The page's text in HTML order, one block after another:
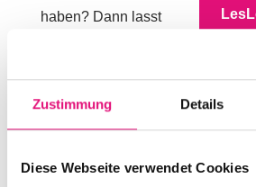
Zustimmung Details
Diese Webseite verwendet Cookies
haben? Dann lasst
unserem Treffpunkt
– egal ob deine